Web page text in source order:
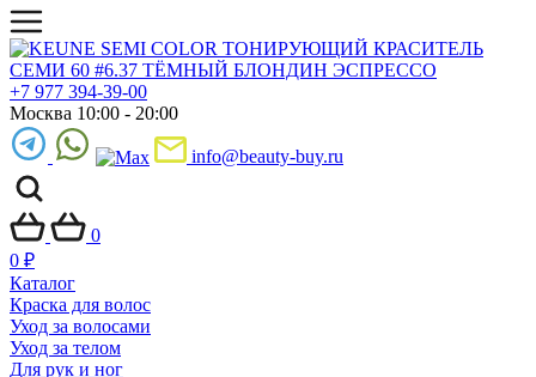
+7 977 394-39-00
Москва 10:00 - 20:00
info@beauty-buy.ru
0
0 ₽
Каталог
Краска для волос
Уход за волосами
Уход за телом
Для рук и ног